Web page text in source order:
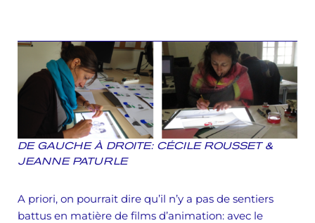
DE GAUCHE À DROITE: CÉCILE ROUSSET &
JEANNE PATURLE
A priori, on pourrait dire qu’il n’y a pas de sentiers
battus en matière de films d’animation: avec le